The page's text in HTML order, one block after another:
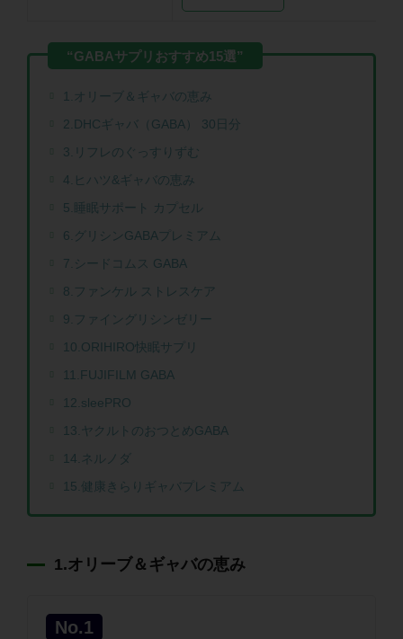
1.オリーブ＆ギャバの恵み
2.DHCギャバ（GABA） 30日分
3.リフレのぐっすりずむ
4.ヒハツ&ギャバの恵み
5.睡眠サポート カプセル
6.グリシンGABAプレミアム
7.シードコムス GABA
8.ファンケル ストレスケア
9.ファイングリシンゼリー
10.ORIHIRO快眠サプリ
11.FUJIFILM GABA
12.sleePRO
13.ヤクルトのおつとめGABA
14.ネルノダ
15.健康きらりギャバプレミアム
1.オリーブ＆ギャバの恵み
No.1